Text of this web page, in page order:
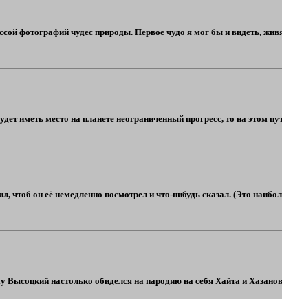
фотографий чудес природы. Первое чудо я мог бы и видеть,
иметь место на планете неограниченный прогресс, то на этом
чтоб он её немедленно посмотрел и что-нибудь сказал. (Это
Высоцкий настолько обиделся на пародию на себя Хайта и